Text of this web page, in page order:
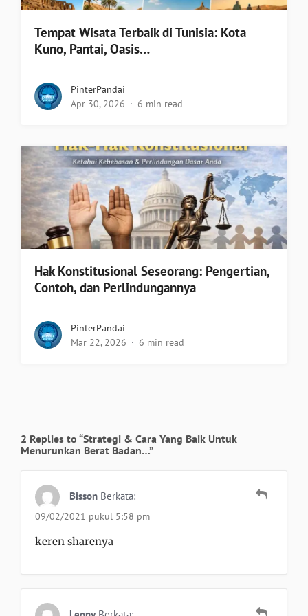
Tempat Wisata Terbaik di Tunisia: Kota
Kuno, Pantai, Oasis…
PinterPandai
Apr 30, 2026
6 min read
Hak Konstitusional Seseorang: Pengertian,
Contoh, dan Perlindungannya
PinterPandai
Mar 22, 2026
6 min read
2 Replies to “Strategi & Cara Yang Baik Untuk
Menurunkan Berat Badan…”
Bisson Berkata:
09/02/2021 pukul 5:58 pm
keren sharenya